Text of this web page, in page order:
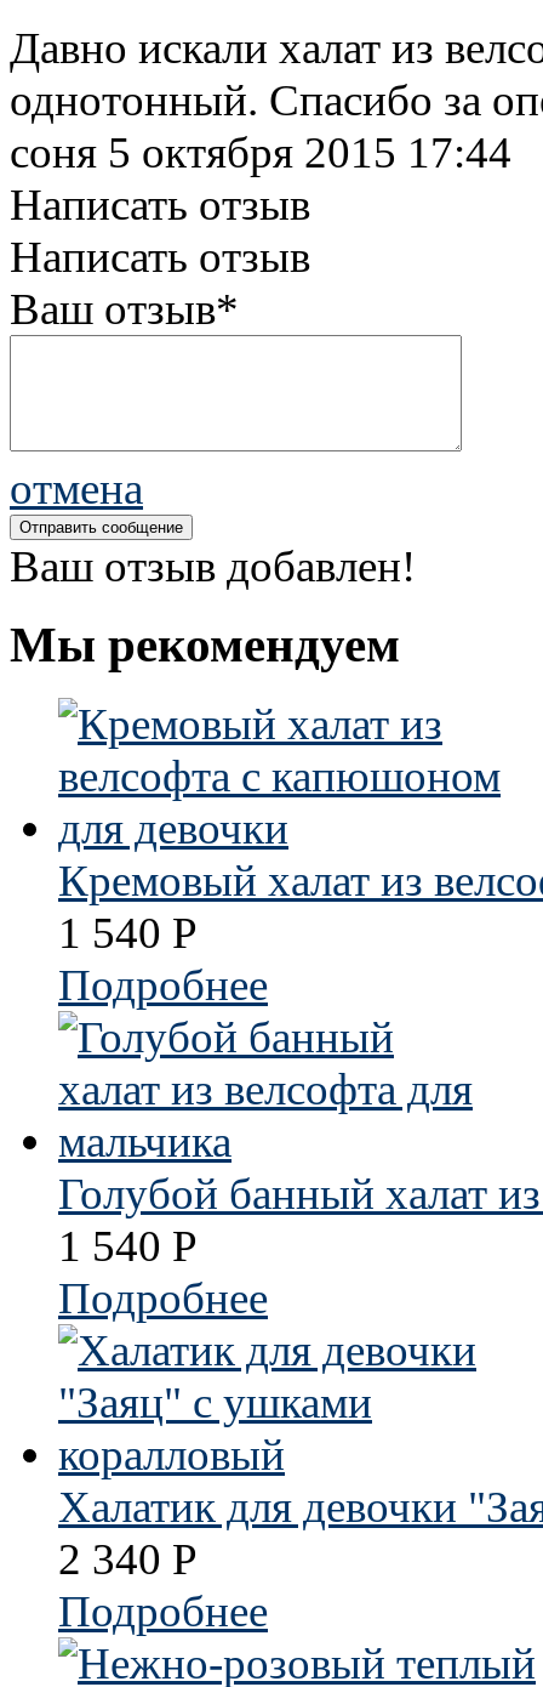
Давно искали халат из
однотонный. Спасибо за
соня 5 октября 2015 17:44
Написать отзыв
Написать отзыв
Ваш отзыв*
отмена
Ваш отзыв добавлен!
Мы рекомендуем
Кремовый халат из
1 540 Р
Подробнее
Голубой банный халат
1 540 Р
Подробнее
Халатик для девочки
2 340 Р
Подробнее